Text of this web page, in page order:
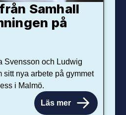
Samhall
på
Svensson och Ludwig
sitt nya arbete på gymmet
i Malmö.
Läs mer